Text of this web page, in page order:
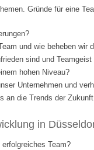
Gründe für eine
und wie beheben wir
sind und
hohen Niveau?
Unternehmen und
an die Trends der
in
Team?